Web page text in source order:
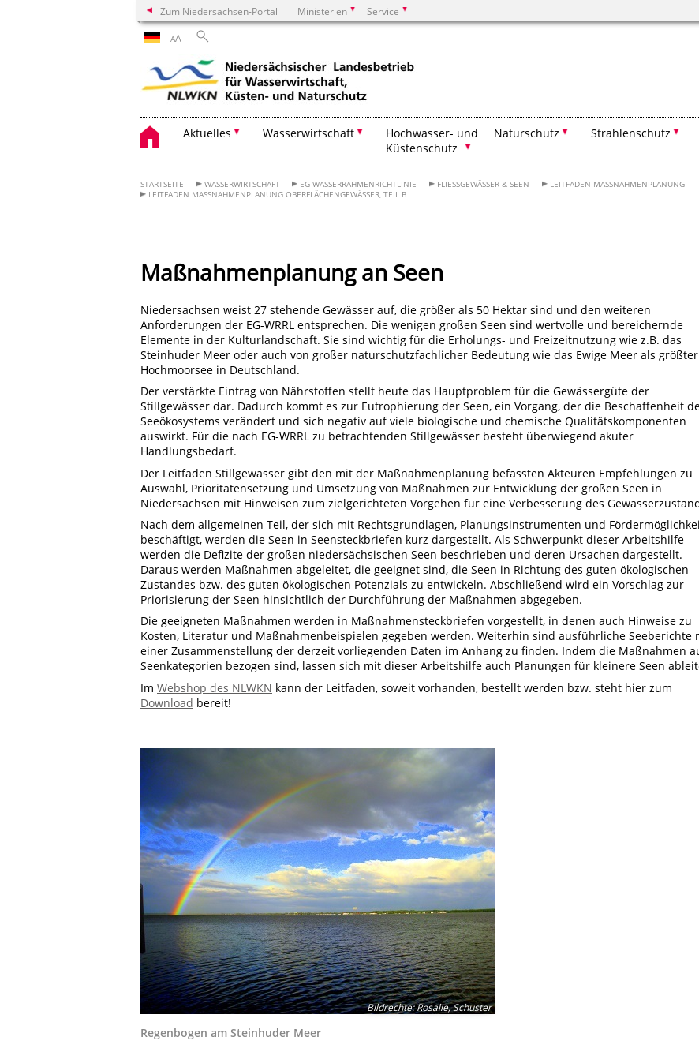
Zum Niedersachsen-Portal Ministerien Service
AA
Aktuelles Wasserwirtschaft
Hochwasser- und
Küstenschutz
Naturschutz Strahlenschutz
STARTSEITE WASSERWIRTSCHAFT EG-WASSERRAHMENRICHTLINIE FLIESSGEWÄSSER & SEEN
LEITFADEN MASSNAHMENPLANUNG
LEITFADEN MASSNAHMENPLANUNG OBERFLÄCHENGEWÄSSER, TEIL B
Maßnahmenplanung an Seen
Niedersachsen weist 27 stehende Gewässer auf, die größer als 50 Hektar sind und den weiteren
Anforderungen der EG-WRRL entsprechen. Die wenigen großen Seen sind wertvolle und bereichernde
Elemente in der Kulturlandschaft. Sie sind wichtig für die Erholungs- und Freizeitnutzung wie z.B. das
Steinhuder Meer oder auch von großer naturschutzfachlicher Bedeutung wie das Ewige Meer als größter
Hochmoorsee in Deutschland.
Der verstärkte Eintrag von Nährstoffen stellt heute das Hauptproblem für die Gewässergüte der
Stillgewässer dar. Dadurch kommt es zur Eutrophierung der Seen, ein Vorgang, der die Beschaffenheit
Seeökosystems verändert und sich negativ auf viele biologische und chemische Qualitätskomponenten
auswirkt. Für die nach EG-WRRL zu betrachtenden Stillgewässer besteht überwiegend akuter
Handlungsbedarf.
Der Leitfaden Stillgewässer gibt den mit der Maßnahmenplanung befassten Akteuren Empfehlungen zu
Auswahl, Prioritätensetzung und Umsetzung von Maßnahmen zur Entwicklung der großen Seen in
Niedersachsen mit Hinweisen zum zielgerichteten Vorgehen für eine Verbesserung des
Nach dem allgemeinen Teil, der sich mit Rechtsgrundlagen, Planungsinstrumenten und
beschäftigt, werden die Seen in Seensteckbriefen kurz dargestellt. Als Schwerpunkt dieser Arbeitshilfe
werden die Defizite der großen niedersächsischen Seen beschrieben und deren Ursachen dargestellt.
Daraus werden Maßnahmen abgeleitet, die geeignet sind, die Seen in Richtung des guten ökologischen
Zustandes bzw. des guten ökologischen Potenzials zu entwickeln. Abschließend wird ein Vorschlag zur
Priorisierung der Seen hinsichtlich der Durchführung der Maßnahmen abgegeben.
Die geeigneten Maßnahmen werden in Maßnahmensteckbriefen vorgestellt, in denen auch Hinweise zu
Kosten, Literatur und Maßnahmenbeispielen gegeben werden. Weiterhin sind ausführliche Seeberichte
einer Zusammenstellung der derzeit vorliegenden Daten im Anhang zu finden. Indem die Maßnahmen
Seenkategorien bezogen sind, lassen sich mit dieser Arbeitshilfe auch Planungen für kleinere Seen
Im Webshop des NLWKN kann der Leitfaden, soweit vorhanden, bestellt werden bzw. steht hier zum
Download bereit!
Bildrechte:Rosalie, Schuster
Regenbogen am Steinhuder Meer